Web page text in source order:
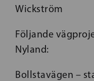
Wickström
Följande
Nyland:
Bollstavägen –